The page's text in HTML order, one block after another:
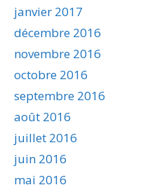
janvier 2017
décembre 2016
novembre 2016
octobre 2016
septembre 2016
août 2016
juillet 2016
juin 2016
mai 2016